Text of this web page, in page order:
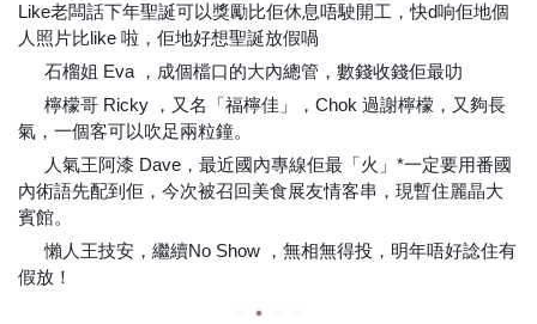
Like老闆話下年聖誕可以獎勵比佢休息唔駛開工，快d响佢地個
人照片比like 啦，佢地好想聖誕放假喎
石榴姐 Eva ，成個檔口的大內總管，數錢收錢佢最叻
檸檬哥 Ricky ，又名「福檸佳」，Chok 過謝檸檬，又夠長
氣，一個客可以吹足兩粒鐘。
人氣王阿漆 Dave，最近國內專線佢最「火」*一定要用番國
內術語先配到佢，今次被召回美食展友情客串，現暫住麗晶大
賓館。
懶人王技安，繼續No Show ，無相無得投，明年唔好諗住有
假放！